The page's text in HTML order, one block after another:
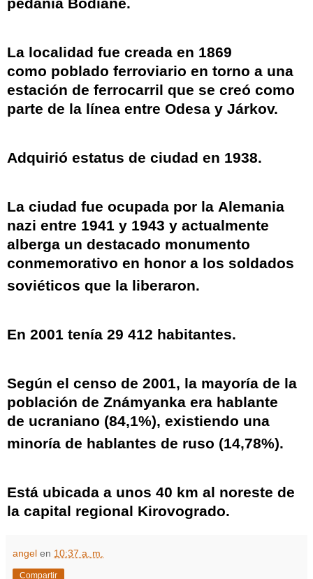
La localidad fue creada en 1869
como poblado ferroviario en torno a una
estación de ferrocarril que se creó como
parte de la línea entre Odesa y Járkov.
Adquirió estatus de ciudad en 1938.
La ciudad fue ocupada por la Alemania
nazi entre 1941 y 1943 y actualmente
alberga un destacado monumento
conmemorativo en honor a los soldados
soviéticos que la liberaron.
En 2001 tenía 29 412 habitantes.
Según el censo de 2001, la mayoría de la
población de Známyanka era hablante
de ucraniano (84,1%), existiendo una
minoría de hablantes de ruso (14,78%).
Está ubicada a unos 40 km al noreste de
la capital regional Kirovogrado. ​
angel en 10:37 a. m.
Compartir